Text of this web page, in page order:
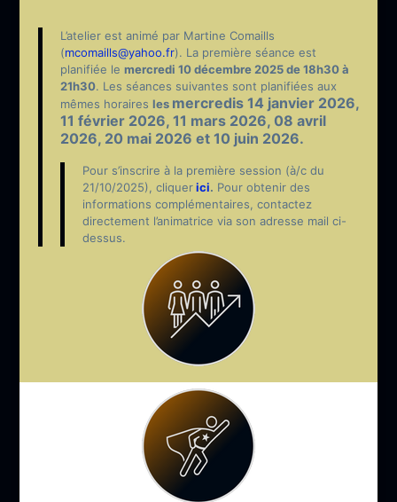
L’atelier est animé par Martine Comaills
(mcomaills@yahoo.fr). La première séance est
planifiée le mercredi 10 décembre 2025 de 18h30 à
21h30. Les séances suivantes sont planifiées aux
mêmes horaires les mercredis 14 janvier 2026,
11 février 2026, 11 mars 2026, 08 avril
2026, 20 mai 2026 et 10 juin 2026.
Pour s’inscrire à la première session (à/c du
21/10/2025), cliquer ici. Pour obtenir des
informations complémentaires, contactez
directement l’animatrice via son adresse mail ci-
dessus.